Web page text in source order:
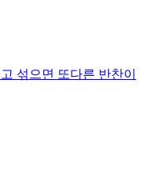
섞으면 또다른 반찬이